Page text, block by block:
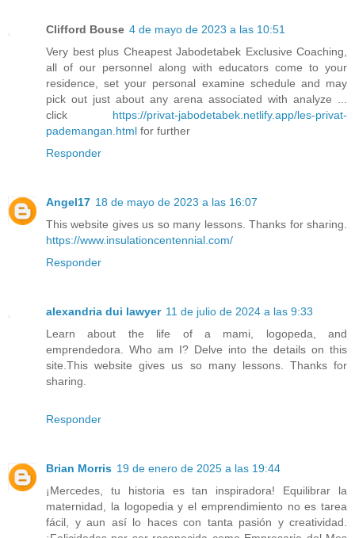
Clifford Bouse 4 de mayo de 2023 a las 10:51
Very best plus Cheapest Jabodetabek Exclusive Coaching,
all of our personnel along with educators come to your
residence, set your personal examine schedule and may
pick out just about any arena associated with analyze ...
click https://privat-jabodetabek.netlify.app/les-privat-
pademangan.html for further
Responder
Angel17 18 de mayo de 2023 a las 16:07
This website gives us so many lessons. Thanks for sharing.
https://www.insulationcentennial.com/
Responder
alexandria dui lawyer 11 de julio de 2024 a las 9:33
Learn about the life of a mami, logopeda, and
emprendedora. Who am I? Delve into the details on this
site.This website gives us so many lessons. Thanks for
sharing.
Responder
Brian Morris 19 de enero de 2025 a las 19:44
¡Mercedes, tu historia es tan inspiradora! Equilibrar la
maternidad, la logopedia y el emprendimiento no es tarea
fácil, y aun así lo haces con tanta pasión y creatividad.